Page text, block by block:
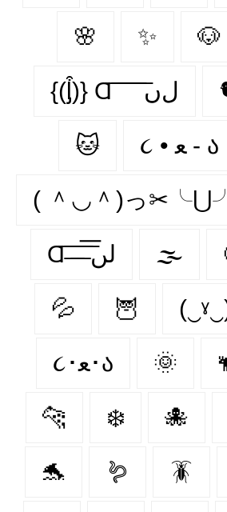
🌸 ✨ 🐶
{(ᶅ͒)} Ɑ͞ ͞ ͞ ͞ ͞ ﻝﮞ
🐱 ૮ • ﻌ - ა
( ＾◡＾)っ✂╰⋃╯
Ɑ͞ ̶͞ ̶͞ ̶͞ لں͞ 🌫️
💦 🦉
૮･ﻌ･ა 🌞
🐆 ❄️ 🐙
🐬 🪱 🪳